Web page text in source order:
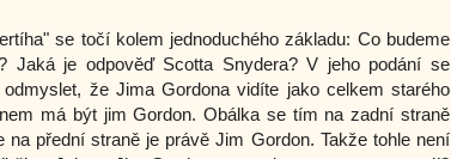
se točí kolem jednoduchého základu: Co budeme
Jaká je odpověď Scotta Snydera? V jeho podání se
že Jima Gordona vidíte jako celkem starého
má být jim Gordon. Obálka se tím na zadní straně
přední straně je právě Jim Gordon. Takže tohle není